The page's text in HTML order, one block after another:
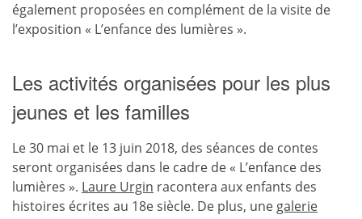
également proposées en complément de la visite de
l’exposition « L’enfance des lumières ».
Les activités organisées pour les plus
jeunes et les familles
Le 30 mai et le 13 juin 2018, des séances de contes
seront organisées dans le cadre de « L’enfance des
lumières ». Laure Urgin racontera aux enfants des
histoires écrites au 18e siècle. De plus, une galerie